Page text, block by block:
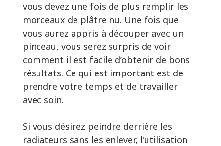
vous devez une fois de plus remplir les
morceaux de plâtre nu. Une fois que
vous aurez appris à découper avec un
pinceau, vous serez surpris de voir
comment il est facile d’obtenir de bons
résultats. Ce qui est important est de
prendre votre temps et de travailler
avec soin.
Si vous désirez peindre derrière les
radiateurs sans les enlever, l'utilisation